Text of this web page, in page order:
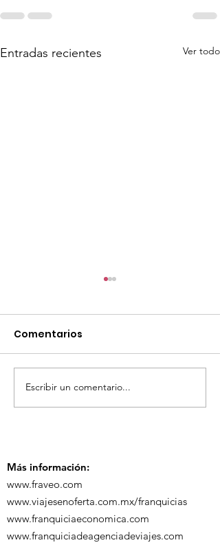
Entradas recientes Ver todo
¡Acapulco y Guerrero
se Visten de Fiesta!
Comentarios
Escribir un comentario...
Más información:
www.fraveo.com
www.viajesenoferta.com.mx/franquicias
www.franquiciaeconomica.com
www.franquiciadeagenciadeviajes.com